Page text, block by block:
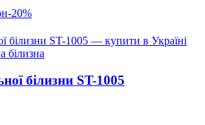
-20%
білизна
білизни ST-1005